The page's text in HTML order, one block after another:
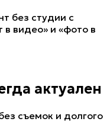
без студии с
видео» и «фото в
актуален
съемок и долгого